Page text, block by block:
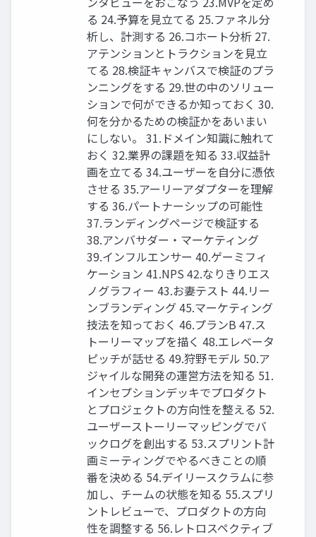
る 24.予算を⾒⽴てる 25.ファネル分
析し、計測する 26.コホート分析 27.
アテンションとトラクションを⾒⽴
てる 28.検証キャンバスで検証のプラ
ンニングをする 29.世の中のソリュー
ションで何ができるか知っておく 30.
何を分かるための検証かをあいまい
にしない。 31.ドメイン知識に触れて
おく 32.業界の課題を知る 33.収益計
画を⽴てる 34.ユーザーを⾃分に憑依
させる 35.アーリーアダプターを理解
する 36.パートナーシップの可能性
37.ランディングページで検証する
38.アンバサダー・マーケティング
39.インフルエンサー 40.ゲーミフィ
ケーション 41.NPS 42.なりきりエス
ノグラフィー 43.お妻テスト 44.リー
ンブランディング 45.マーケティング
技法を知っておく 46.プランB 47.ス
トーリーマップを描く 48.エレベータ
ピッチが話せる 49.狩野モデル 50.ア
ジャイルな開発の運営⽅法を知る 51.
インセプションデッキでプロダクト
とプロジェクトの⽅向性を整える 52.
ユーザーストーリーマッピングでバ
ックログを創出する 53.スプリント計
画ミーティングでやるべきことの順
番を決める 54.デイリースクラムに参
加し、チームの状態を知る 55.スプリ
ントレビューで、プロダクトの⽅向
性を調整する 56.レトロスペクティブ